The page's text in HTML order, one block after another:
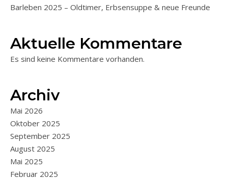
Barleben 2025 – Oldtimer, Erbsensuppe & neue Freunde
Aktuelle Kommentare
Es sind keine Kommentare vorhanden.
Archiv
Mai 2026
Oktober 2025
September 2025
August 2025
Mai 2025
Februar 2025